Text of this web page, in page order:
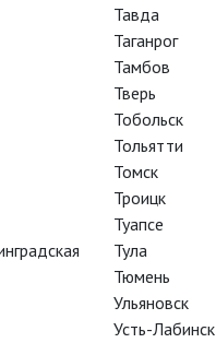
за 370 ₽
Тавда
Таганрог
Тамбов
Тверь
Тобольск
Тольятти
Томск
Троицк
Туапсе
Тула
Тюмень
Ульяновск
Усть-Лабинск